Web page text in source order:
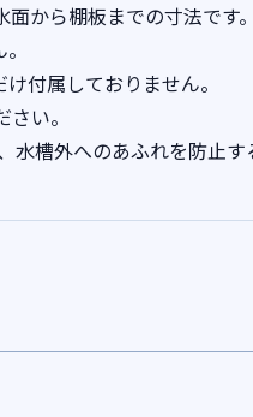
から棚板までの寸法です
付属しておりません。
い。
水槽外へのあふれを防止